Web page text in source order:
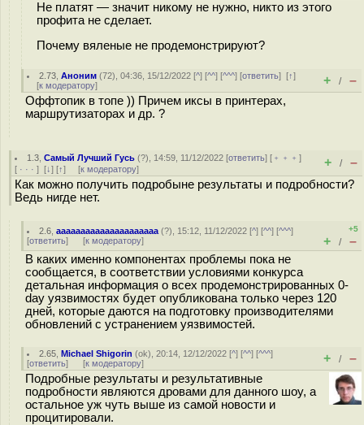
Не платят — значит никому не нужно, никто из этого
профита не сделает.
Почему вяленые не продемонстрируют?
2.73 ,Аноним (72), 04:36, 15/12/2022 [^] [^^] [^^^] [ответить][↑]
[к модератору] + / –
Оффтопик в топе )) Причем иксы в принтерах,
маршрутизаторах и др. ?
1.3 ,Самый Лучший Гусь (?), 14:59, 11/12/2022 [ответить] [ ﹢﹢﹢]
[ · · · ] [↓] [↑] [к модератору] + / –
Как можно получить подробыне результаты и подробности?
Ведь нигде нет.
2.6 ,aaaaaaaaaaaaaaaaaaaaa (?), 15:12, 11/12/2022 [^] [^^] [^^^]
[ответить] [к модератору]
+5
+ / –
В каких именно компонентах проблемы пока не
сообщается, в соответствии условиями конкурса
детальная информация о всех продемонстрированных 0-
day уязвимостях будет опубликована только через 120
дней, которые даются на подготовку производителями
обновлений с устранением уязвимостей.
2.65 ,Michael Shigorin (ok), 20:14, 12/12/2022 [^] [^^] [^^^]
[ответить] [к модератору] + / –
Подробные результаты и результативные
подробности являются дровами для данного шоу, а
остальное уж чуть выше из самой новости и
процитировали.